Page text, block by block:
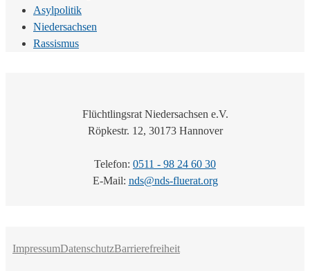
Asylpolitik
Niedersachsen
Rassismus
Flüchtlingsrat Niedersachsen e.V.
Röpkestr. 12, 30173 Hannover
Telefon: 0511 - 98 24 60 30
E-Mail: nds@nds-fluerat.org
ImpressumDatenschutzBarrierefreiheit